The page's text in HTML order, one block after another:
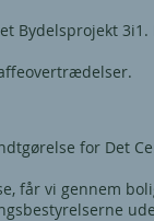
Bydelsprojekt
for Det
får vi gennem